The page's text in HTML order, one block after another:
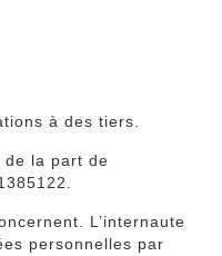
à des tiers.
de la part de
L’internaute
personnelles par